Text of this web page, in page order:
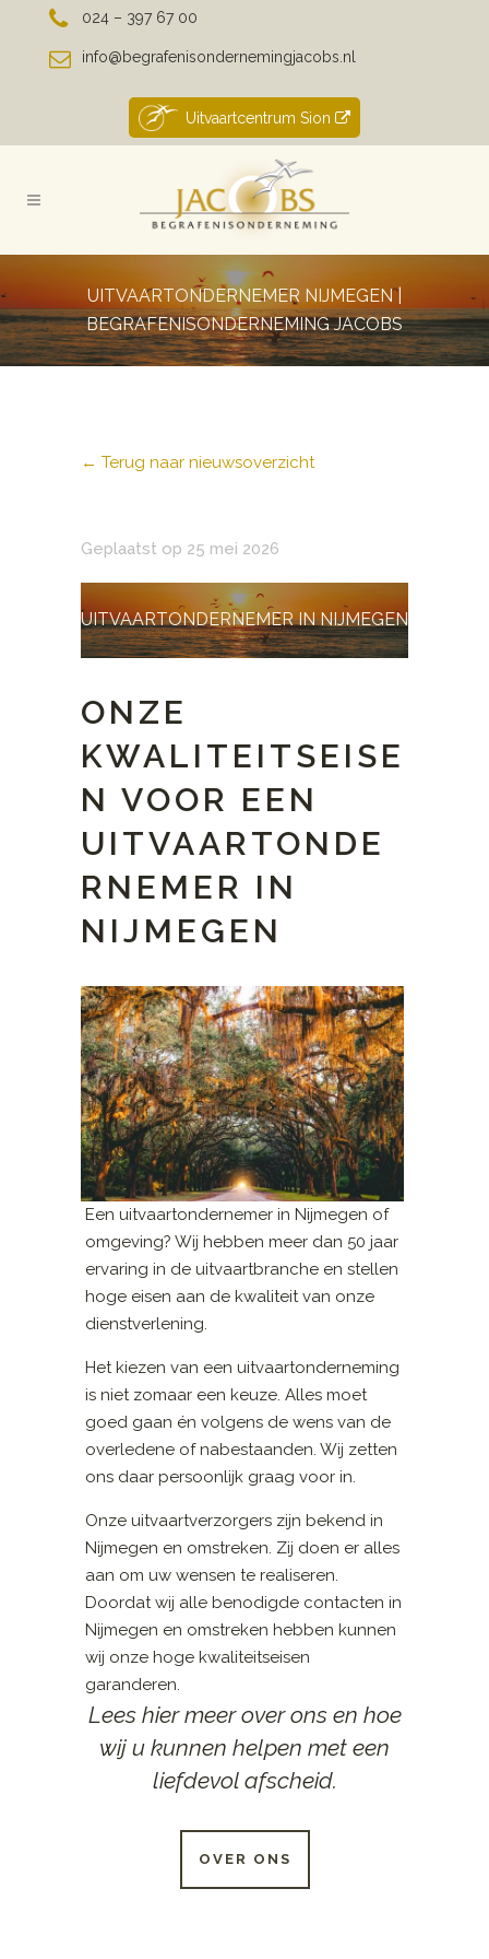
024 – 397 67 00
info@begrafenisondernemingjacobs.nl
Uitvaartcentrum Sion
UITVAARTONDERNEMER NIJMEGEN |
BEGRAFENISONDERNEMING JACOBS
← Terug naar nieuwsoverzicht
Geplaatst op 25 mei 2026
UITVAARTONDERNEMER IN NIJMEGEN
ONZE
KWALITEITSEISE
N VOOR EEN
UITVAARTONDE
RNEMER IN
NIJMEGEN
Een uitvaartondernemer in Nijmegen of
omgeving? Wij hebben meer dan 50 jaar
ervaring in de uitvaartbranche en stellen
hoge eisen aan de kwaliteit van onze
dienstverlening.
Het kiezen van een uitvaartonderneming
is niet zomaar een keuze. Alles moet
goed gaan én volgens de wens van de
overledene of nabestaanden. Wij zetten
ons daar persoonlijk graag voor in.
Onze uitvaartverzorgers zijn bekend in
Nijmegen en omstreken. Zij doen er alles
aan om uw wensen te realiseren.
Doordat wij alle benodigde contacten in
Nijmegen en omstreken hebben kunnen
wij onze hoge kwaliteitseisen
garanderen.
Lees hier meer over ons en hoe
wij u kunnen helpen met een
liefdevol afscheid.
OVER ONS